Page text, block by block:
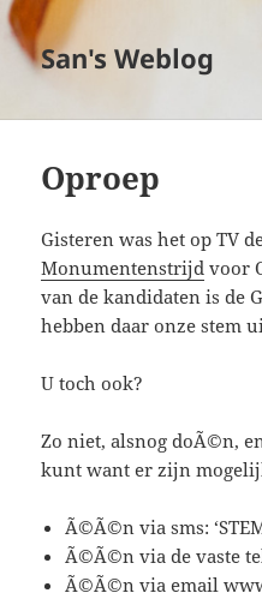
San's Weblog
Oproep
Gisteren was het op TV
Monumentenstrijd voor
van de kandidaten is de
hebben daar onze stem
U toch ook?
Zo niet, alsnog doÃ©n,
kunt want er zijn
Ã©Ã©n via sms:
Ã©Ã©n via de vaste
Ã©Ã©n via email